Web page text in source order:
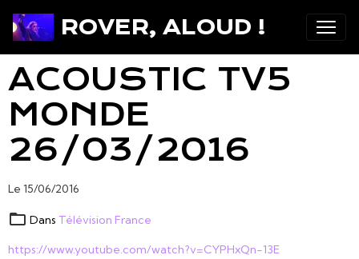
ROVER, ALOUD !
ACOUSTIC TV5
MONDE
26/03/2016
Le 15/06/2016
Dans Télévision France
https://www.youtube.com/watch?v=CYPHxQn-13E